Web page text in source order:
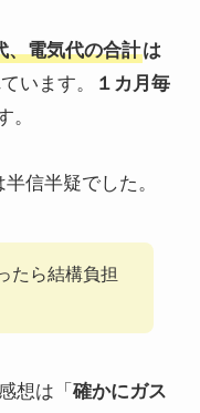
、電気代の合計は
います。
１カ月毎
。
信半疑でした。
たら結構負担
想は「 確かにガス